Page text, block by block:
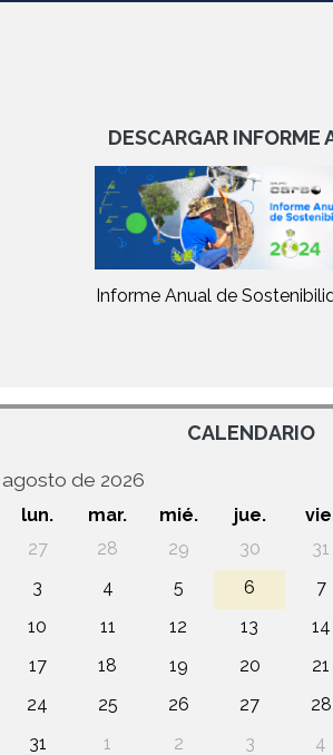
DESCARGAR INFORME
Informe Anual de
CALENDARIO
agosto de 2026
lun. mar. mié. jue.
27
28 29 30 31
3
4 5 6 7
10
11 12 13 14
17
18 19 20 21
24
25 26 27 28
31
1 2 3 4